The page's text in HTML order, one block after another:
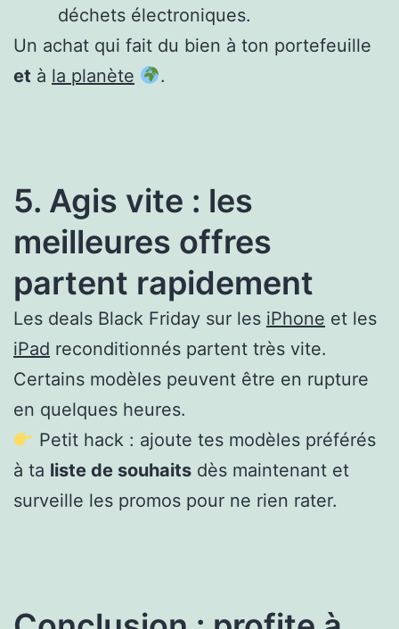
déchets électroniques.
Un achat qui fait du bien à ton portefeuille
et à la planète .
5. Agis vite : les
meilleures offres
partent rapidement
Les deals Black Friday sur les iPhone et les
iPad reconditionnés partent très vite.
Certains modèles peuvent être en rupture
en quelques heures.
Petit hack : ajoute tes modèles préférés
à ta liste de souhaits dès maintenant et
surveille les promos pour ne rien rater.